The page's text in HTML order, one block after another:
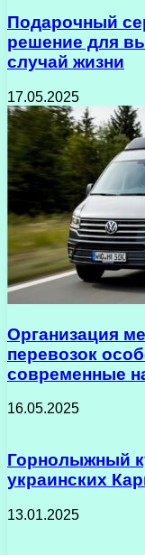
Подарочный
решение для
случай жизни
17.05.2025
Организация
перевозок
современные
16.05.2025
Горнолыжный
украинских
13.01.2025